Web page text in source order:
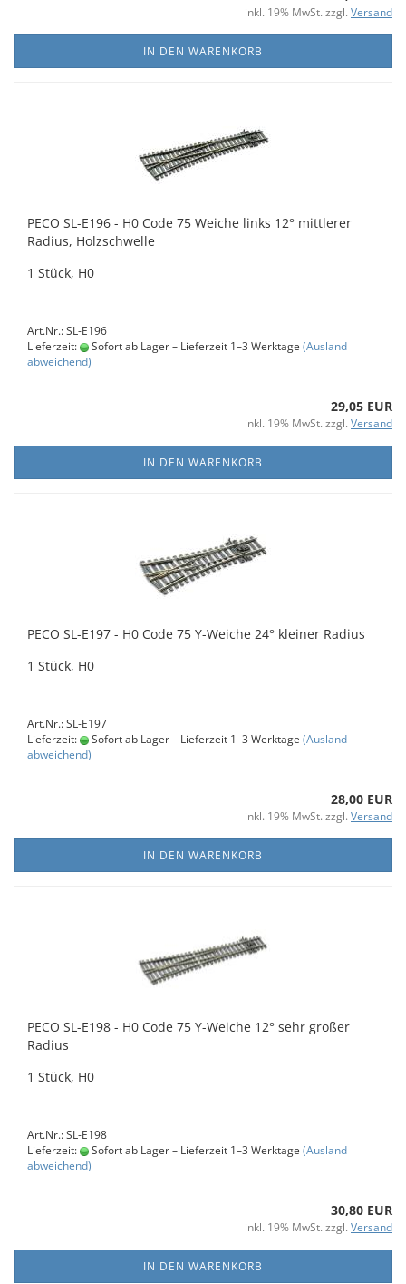
inkl. 19% MwSt. zzgl. Versand
IN DEN WARENKORB
PECO SL-E196 - H0 Code 75 Weiche links 12° mittlerer
Radius, Holzschwelle
1 Stück, H0
Art.Nr.: SL-E196
Lieferzeit:
Sofort ab Lager – Lieferzeit 1–3 Werktage (Ausland
abweichend)
29,05 EUR
inkl. 19% MwSt. zzgl. Versand
IN DEN WARENKORB
PECO SL-E197 - H0 Code 75 Y-Weiche 24° kleiner Radius
1 Stück, H0
Art.Nr.: SL-E197
Lieferzeit:
Sofort ab Lager – Lieferzeit 1–3 Werktage (Ausland
abweichend)
28,00 EUR
inkl. 19% MwSt. zzgl. Versand
IN DEN WARENKORB
PECO SL-E198 - H0 Code 75 Y-Weiche 12° sehr großer
Radius
1 Stück, H0
Art.Nr.: SL-E198
Lieferzeit:
Sofort ab Lager – Lieferzeit 1–3 Werktage (Ausland
abweichend)
30,80 EUR
inkl. 19% MwSt. zzgl. Versand
IN DEN WARENKORB